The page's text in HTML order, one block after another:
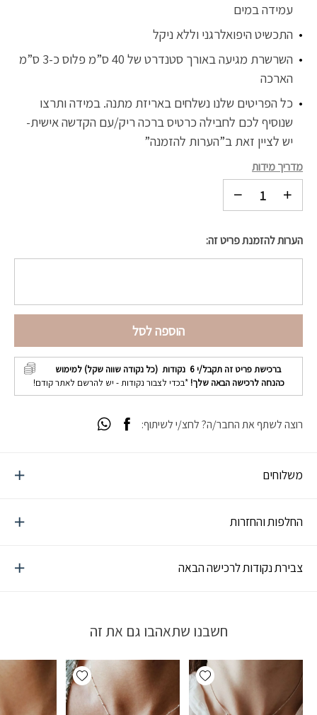
עמידה במים
התכשיט היפואלרגני וללא ניקל
השרשרת מגיעה באורך סטנדרט של 40 ס”מ פלוס כ-3 ס”מ
הארכה
כל הפריטים שלנו נשלחים באריזת מתנה. במידה ותרצו
שנוסיף לכם לחבילה כרטיס ברכה ריק/עם הקדשה אישית-
יש לציין זאת ב”הערות להזמנה”
מדריך מידות
הערות להזמנת פריט זה:
הוספה לסל
ברכישת פריט זה תקבל/י6 נקודות (כל נקודה שווה שקל) למימוש
כהנחה לרכישה הבאה שלך! *בכדי לצבור נקודות - יש להרשם לאתר קודם!
משלוחים
החלפות והחזרות
צבירת נקודות לרכישה הבאה
רוצה לשתף את החבר/ה? לחצ/י לשיתוף:
חשבנו שתאהבו גם את זה
Add wishlist
Add wishlist